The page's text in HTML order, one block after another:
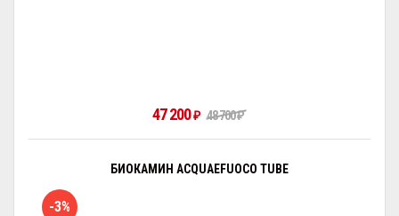
47 200₽ 48 700₽
БИОКАМИН ACQUAEFUOCO TUBE
-3%